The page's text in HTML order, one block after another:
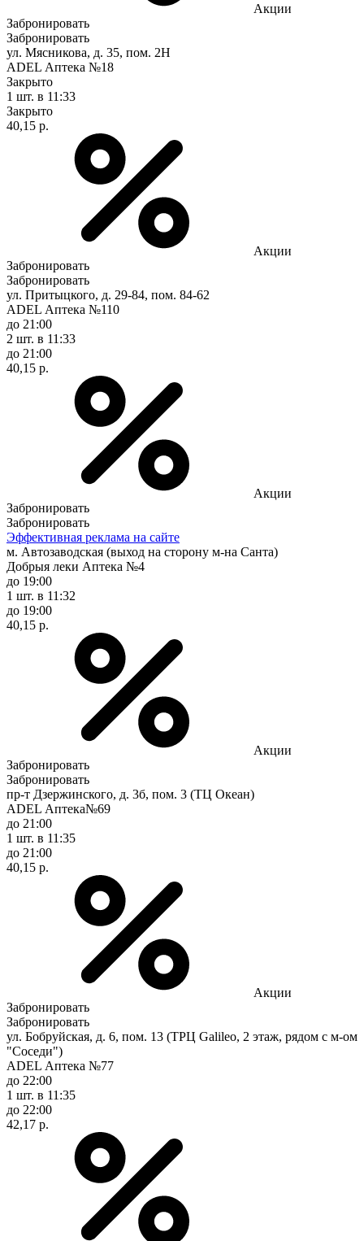
Акции
Забронировать
Забронировать
ул. Мясникова, д. 35, пом. 2Н
ADEL Аптека №18
Закрыто
1 шт. в 11:33
Закрыто
40,15 р.
Акции
Забронировать
Забронировать
ул. Притыцкого, д. 29-84, пом. 84-62
ADEL Аптека №110
до 21:00
2 шт. в 11:33
до 21:00
40,15 р.
Акции
Забронировать
Забронировать
Эффективная реклама на сайте
м. Автозаводская (выход на сторону м-на Санта)
Добрыя леки Аптека №4
до 19:00
1 шт. в 11:32
до 19:00
40,15 р.
Акции
Забронировать
Забронировать
пр-т Дзержинского, д. 3б, пом. 3 (ТЦ Океан)
ADEL Аптека№69
до 21:00
1 шт. в 11:35
до 21:00
40,15 р.
Акции
Забронировать
Забронировать
ул. Бобруйская, д. 6, пом. 13 (ТРЦ Galileo, 2 этаж, рядом с м-ом
"Соседи")
ADEL Аптека №77
до 22:00
1 шт. в 11:35
до 22:00
42,17 р.